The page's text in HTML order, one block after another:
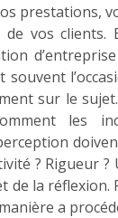
prestations,
vos clients.
sur le
les
? Rigueur
de la réflexion.
a